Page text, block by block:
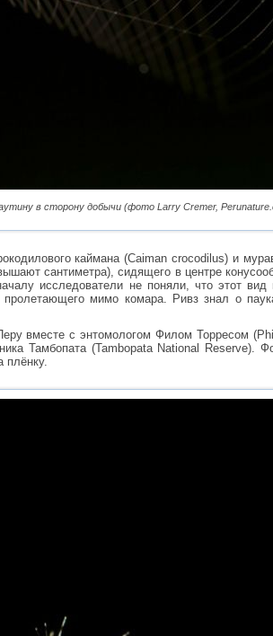
в сторону добычи (фото Larry Cremer,
каймана (Caiman crocodilus) и
сантиметра), сидящего в центре
исследователи не поняли, что этот вид
мимо комара. Ривз знал о
вместе с энтомологом Филом Торресом
Тамбопата (Tambopata National
плёнку.